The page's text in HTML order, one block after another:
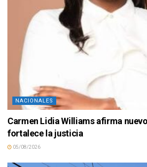
NACIONALES
Carmen Lidia Williams afirma
fortalece la justicia
05/08/2026